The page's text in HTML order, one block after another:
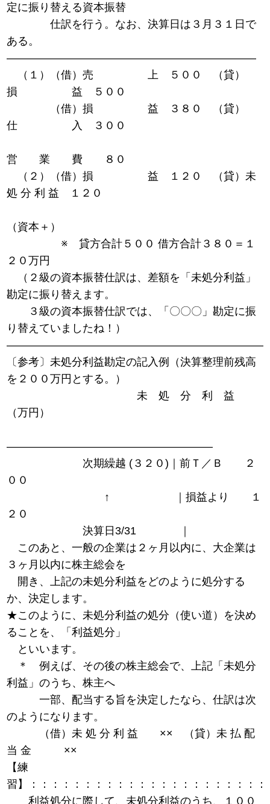
定に振り替える資本振替
仕訳を行う。なお、決算日は３月３１日で
ある。
———————————————————————
（１）（借）売 上 ５００ （貸）
損 益 ５００
（借）損 益 ３８０ （貸）
仕 入 ３００
営 業 費 ８０
（２）（借）損 益 １２０ （貸）未
処 分 利 益 １２０
（資本＋）
※ 貸方合計５００ 借方合計３８０＝１
２０万円
（２級の資本振替仕訳は、差額を「未処分利益」
勘定に振り替えます。
３級の資本振替仕訳では、「〇〇〇」勘定に振
り替えていましたね！）
〔参考〕未処分利益勘定の記入例（決算整理前残高
を２００万円とする。）
未 処 分 利 益
（万円）
―――――――――――――――――――
次期繰越 (３２０)｜前Ｔ／Ｂ ２
００
↑ ｜損益より １
２０
決算日3/31 ｜
このあと、一般の企業は２ヶ月以内に、大企業は
３ヶ月以内に株主総会を
開き、上記の未処分利益をどのように処分する
か、決定します。
★このように、未処分利益の処分（使い道）を決め
ることを、「利益処分」
といいます。
＊ 例えば、その後の株主総会で、上記「未処分
利益」のうち、株主へ
一部、配当する旨を決定したなら、仕訳は次
のようになります。
（借）未 処 分 利 益 ×× （貸）未 払 配
当 金 ××
【練
習】：：：：：：：：：：：：：：：：：：：：：
利益処分に際して、未処分利益のうち、１００